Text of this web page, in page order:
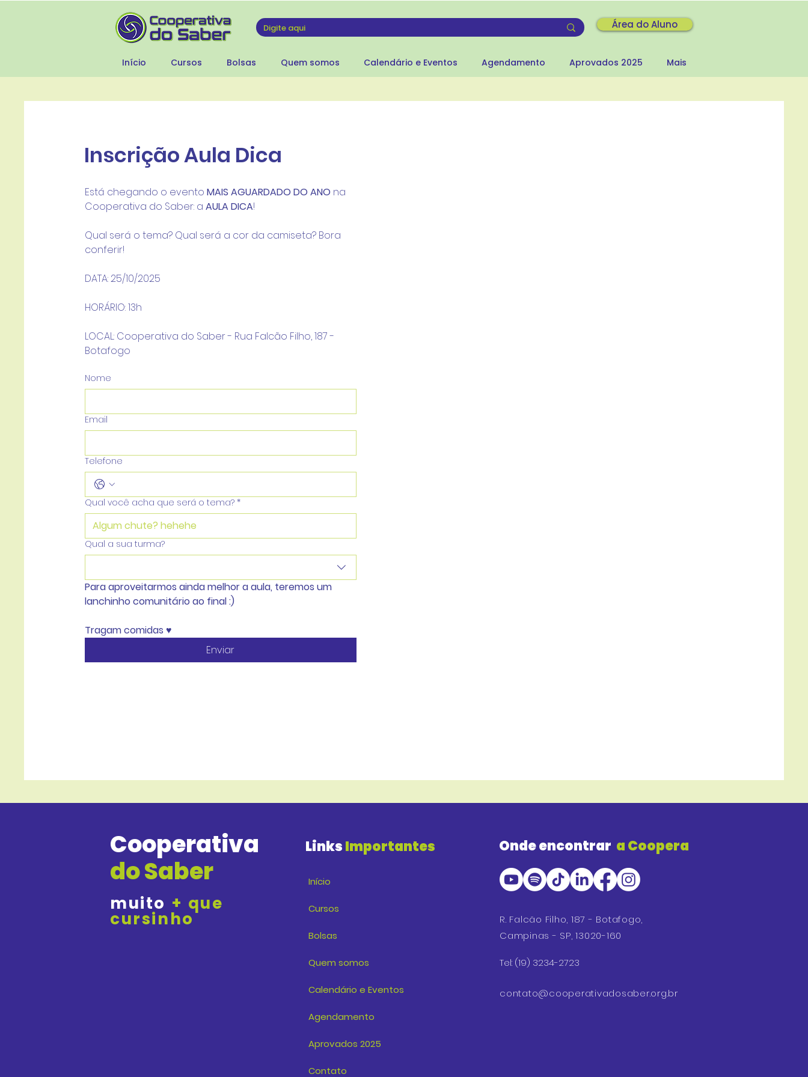
Área do Aluno
Início Cursos Bolsas Quem somos Calendário e Eventos Agendamento Aprovados 2025 Mais
Inscrição Aula Dica
Está chegando o evento MAIS AGUARDADO DO ANO na
Cooperativa do Saber: a AULA DICA
Qual será o tema? Qual será a cor da camiseta? Bora
conferir!
DATA: 25/10/2025
HORÁRIO: 13h
LOCAL: Cooperativa do Saber - Rua Falcão Filho, 187 -
Botafogo
Nome
Email
Telefone
Qual você acha que será o tema? *
Qual a sua turma?
Para aproveitarmos ainda melhor a aula, teremos um
lanchinho comunitário ao final :)
Tragam comidas ♥
Enviar
Cooperativa
do Saber
muito + que
cursinho
LinksImportantes
Início
Cursos
Bolsas
Quem somos
Calendário e Eventos
Agendamento
Aprovados 2025
Contato
Onde encontrar a Coopera
R. Falcão Filho, 187 - Botafogo,
Campinas - SP, 13020-160
Tel: (19) 3234-2723
contato@cooperativadosaber.org.br